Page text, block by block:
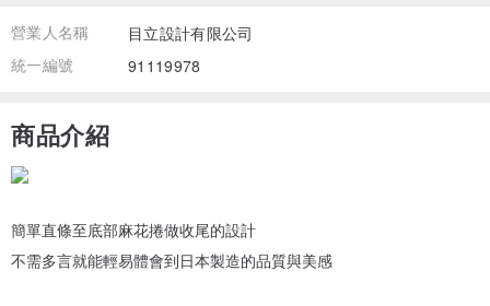
營業人名稱
目立設計有限公司
統一編號
91119978
商品介紹
簡單直條至底部麻花捲做收尾的設計
不需多言就能輕易體會到日本製造的品質與美感